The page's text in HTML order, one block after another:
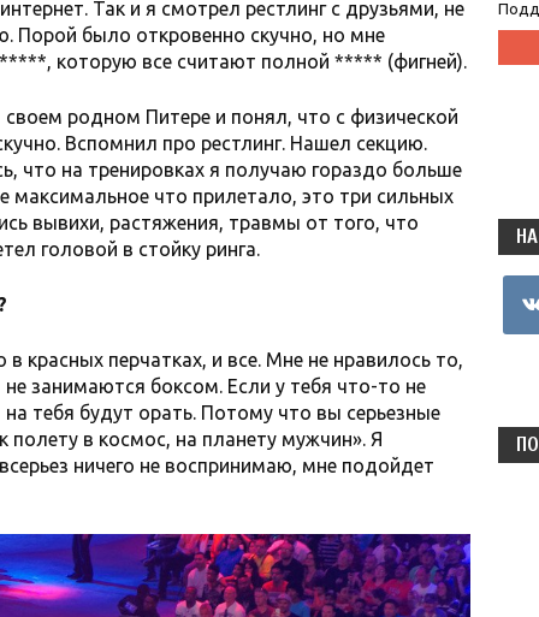
Так и я смотрел рестлинг с друзьями, не
Порой было откровенно скучно, но мне
которую все считают полной ***** (фигней).
родном Питере и понял, что с физической
Вспомнил про рестлинг. Нашел секцию.
что на тренировках я получаю гораздо больше
максимальное что прилетало, это три сильных
вывихи, растяжения, травмы от того, что
головой в стойку ринга.
красных перчатках, и все. Мне не нравилось то,
занимаются боксом. Если у тебя что-то не
тебя будут орать. Потому что вы серьезные
полету в космос, на планету мужчин». Я
ничего не воспринимаю, мне подойдет